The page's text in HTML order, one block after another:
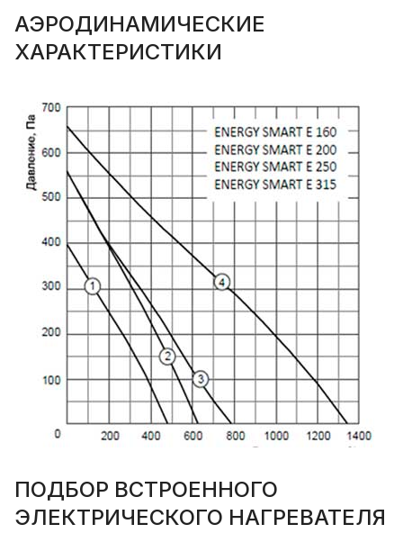
АЭРОДИНАМИЧЕСКИЕ
ХАРАКТЕРИСТИКИ
ПОДБОР ВСТРОЕННОГО
ЭЛЕКТРИЧЕСКОГО НАГРЕВАТЕЛЯ